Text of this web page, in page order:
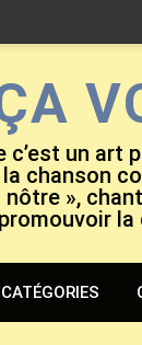
c’est un art
chanson
nôtre »,
promouvoir la
CATÉGORIES